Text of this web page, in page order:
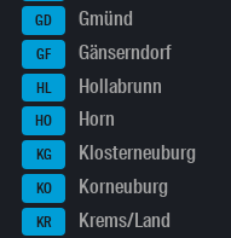
GD Gmünd
GF Gänserndorf
HL Hollabrunn
HO Horn
KG Klosterneuburg
KO Korneuburg
KR Krems/Land